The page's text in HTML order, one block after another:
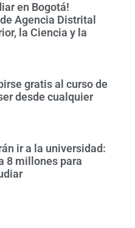
en Bogotá!
Agencia Distrital
la Ciencia y la
gratis al curso de
desde cualquier
ir a la universidad:
8 millones para